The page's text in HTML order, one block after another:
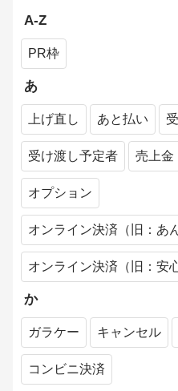
よくある質問
ログインできない
パスワードの再設定
新着通知メールの解除
退会方法
メルマガの解除方法
メールアドレス認証の
登録方法
「受け渡し予定者」と
A-Z
PR枠
あ
上げ直し あと払い
受け渡し予定者 売上金
オプション
オンライン決済（旧：あ
オンライン決済（旧：安
か
ガラケー キャンセル
コンビニ決済